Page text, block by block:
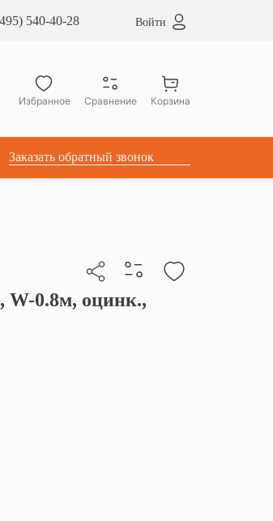
540-40-28 Войти
Избранное Сравнение Корзина
ATICCO
Заказать обратный звонок
ссылку
W-0.8м, оцинк.,